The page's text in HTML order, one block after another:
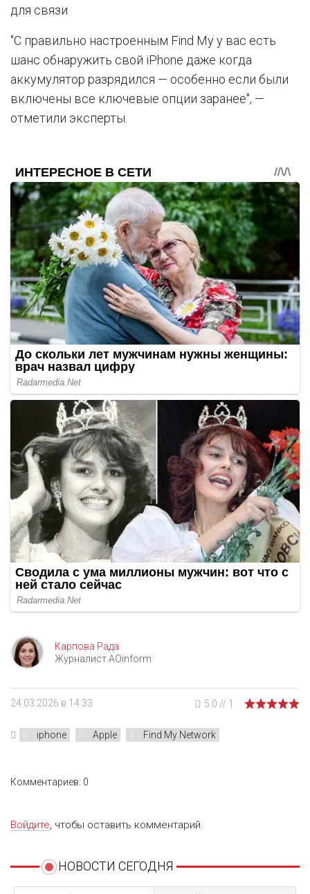
для связи
"С правильно настроенным Find My у вас есть
шанс обнаружить свой iPhone даже когда
аккумулятор разрядился — особенно если были
включены все ключевые опции заранее", —
отметили эксперты.
Карпова Рада
Журналист AOinform
24.03.2026 в 14:33 5.0 // 1
iphone Apple Find My Network
Комментариев: 0
Войдите, чтобы оставить комментарий.
НОВОСТИ СЕГОДНЯ